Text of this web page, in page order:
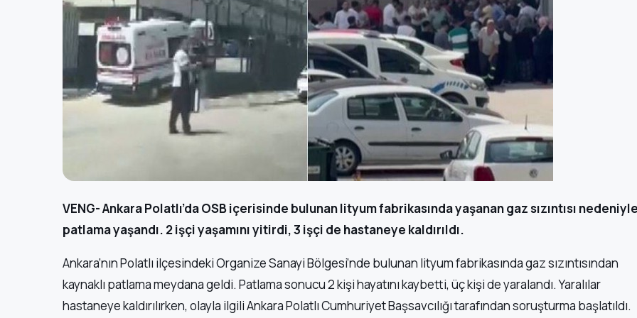
VENG- Ankara Polatlı’da OSB içerisinde bulunan lityum fabrikasında yaşanan gaz sızıntısı
patlama yaşandı. 2 işçi yaşamını yitirdi, 3 işçi de hastaneye kaldırıldı.
Ankara’nın Polatlı ilçesindeki Organize Sanayi Bölgesi’nde bulunan lityum fabrikasında gaz sızıntısından
kaynaklı patlama meydana geldi. Patlama sonucu 2 kişi hayatını kaybetti, üç kişi de yaralandı. Yaralılar
hastaneye kaldırılırken, olayla ilgili Ankara Polatlı Cumhuriyet Başsavcılığı tarafından soruşturma başlatıldı.